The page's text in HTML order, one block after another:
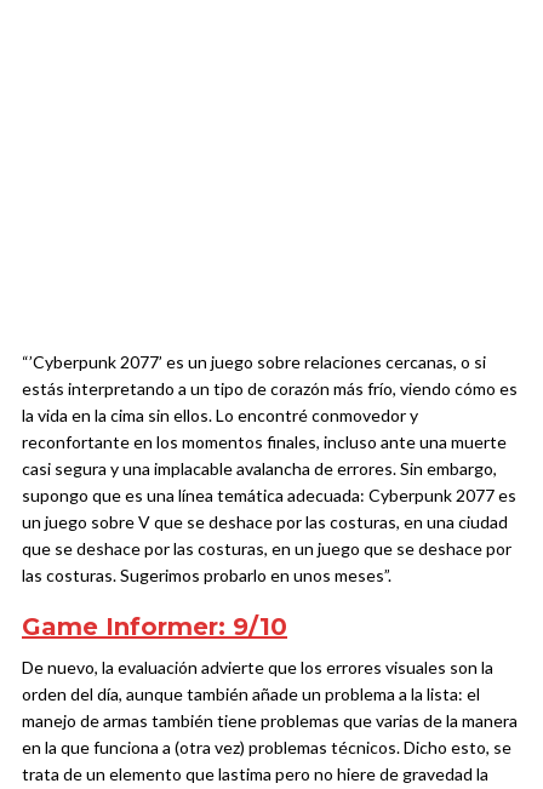
“’Cyberpunk 2077’ es un juego sobre relaciones cercanas, o si
estás interpretando a un tipo de corazón más frío, viendo cómo es
la vida en la cima sin ellos. Lo encontré conmovedor y
reconfortante en los momentos finales, incluso ante una muerte
casi segura y una implacable avalancha de errores. Sin embargo,
supongo que es una línea temática adecuada: Cyberpunk 2077 es
un juego sobre V que se deshace por las costuras, en una ciudad
que se deshace por las costuras, en un juego que se deshace por
las costuras. Sugerimos probarlo en unos meses”.
Game Informer: 9/10
De nuevo, la evaluación advierte que los errores visuales son la
orden del día, aunque también añade un problema a la lista: el
manejo de armas también tiene problemas que varias de la manera
en la que funciona a (otra vez) problemas técnicos. Dicho esto, se
trata de un elemento que lastima pero no hiere de gravedad la